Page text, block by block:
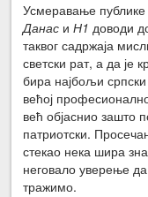
Усмеравање
Данас и Н1доводи
таквог садржаја
светски рат, а да је
бира најбољи
већој
већ објаснио зашто
патриотски.
стекао нека шира
неговало уверење
тражимо.